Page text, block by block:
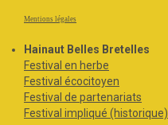
Mentions légales
Hainaut Belles Bretelles
Festival en herbe
Festival écocitoyen
Festival de partenariats
Festival impliqué (historique)